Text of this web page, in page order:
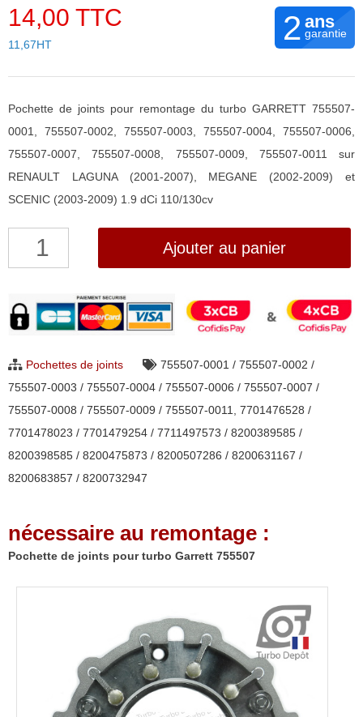
14,00 TTC
11,67HT 2 ans
garantie
Pochette de joints pour remontage du turbo GARRETT 755507-
0001, 755507-0002, 755507-0003, 755507-0004, 755507-0006,
755507-0007, 755507-0008, 755507-0009, 755507-0011 sur
RENAULT LAGUNA (2001-2007), MEGANE (2002-2009) et
SCENIC (2003-2009) 1.9 dCi 110/130cv
quantité
de
joints
turbo
Ajouter au panier
Pochettes de joints
755507-0001 / 755507-0002 /
755507-0003 / 755507-0004 / 755507-0006 / 755507-0007 /
755507-0008 / 755507-0009 / 755507-0011, 7701476528 /
7701478023 / 7701479254 / 7711497573 / 8200389585 /
8200398585 / 8200475873 / 8200507286 / 8200631167 /
8200683857 / 8200732947
nécessaire au remontage :
Pochette de joints pour turbo Garrett 755507